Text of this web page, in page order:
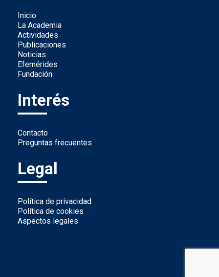
Inicio
La Academia
Actividades
Publicaciones
Noticias
Efemérides
Fundación
Interés
Contacto
Preguntas frecuentes
Legal
Política de privacidad
Política de cookies
Aspectos legales